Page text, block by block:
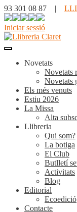
93 301 08 87 |
Iniciar sessió
Novetats
Novetats
Novetats
Els més venuts
Estiu 2026
La Missa
Alta
Llibreria
Qui som?
La botiga
El Club
Butlletí
Activitats
Blog
Editorial
Ecoedició
Contacte